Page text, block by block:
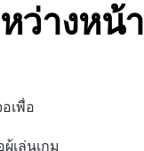
ว่างหน้า
เพื่อ
เล่นเกม